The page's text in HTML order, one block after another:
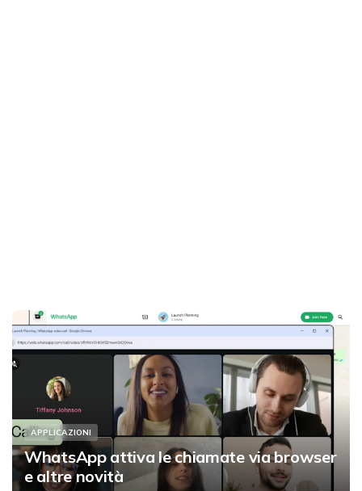
APPLICAZIONI
WhatsApp attiva le chiamate via browser
e altre novità